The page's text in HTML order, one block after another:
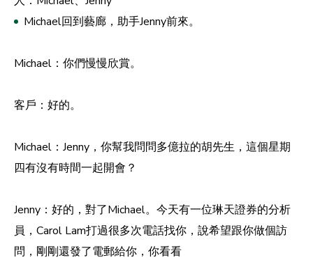
Michael回到藝廊，助手Jenny前來。
Michael：你們慢慢欣賞。
客戶：好的。
Michael：Jenny，你幫我問問多億拉的胡先生，這個星期
四有沒有時間一起開會？
Jenny：好的，對了Michael。今天有一位琳天證券的分析
員，Carol Lam打過很多次電話找你，說希望跟你做個訪
問，剛剛還發了電郵給你，你看看